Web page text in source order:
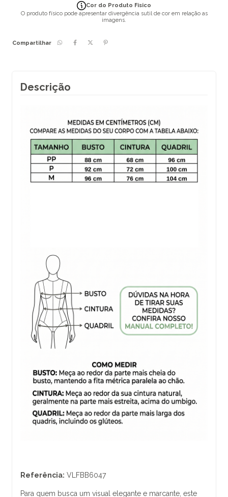
Cor do Produto Físico
O produto físico pode apresentar divergência sutil de cor em relação as
imagens.
Compartilhar
Descrição
Referência: VLFBB6047
Para quem busca um visual elegante e marcante, este